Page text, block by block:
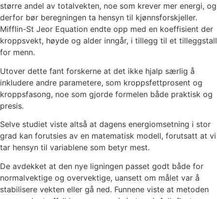
større andel av totalvekten, noe som krever mer energi, og
derfor bør beregningen ta hensyn til kjønnsforskjeller.
Mifflin-St Jeor Equation endte opp med en koeffisient der
kroppsvekt, høyde og alder inngår, i tillegg til et tilleggstall
for menn.
Utover dette fant forskerne at det ikke hjalp særlig å
inkludere andre parametere, som kroppsfettprosent og
kroppsfasong, noe som gjorde formelen både praktisk og
presis.
Selve studiet viste altså at dagens energiomsetning i stor
grad kan forutsies av en matematisk modell, forutsatt at vi
tar hensyn til variablene som betyr mest.
De avdekket at den nye ligningen passet godt både for
normalvektige og overvektige, uansett om målet var å
stabilisere vekten eller gå ned. Funnene viste at metoden